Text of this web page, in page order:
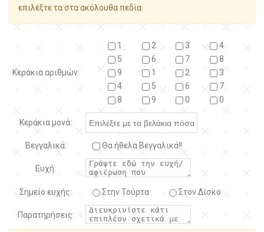
επιλέξτε τα στα ακόλουθα πεδία:
Κεράκια αριθμών:
1 2 3
4
5
6 7
8
9
1 2
3
4
5 6
7
8
9 0 0
Κεράκια μονά:
Βεγγαλικά: Θα ήθελα Βεγγαλικά!!
Ευχή:
Σημείο ευχής: Στην Τούρτα Στον Δίσκο
Παρατηρήσεις: